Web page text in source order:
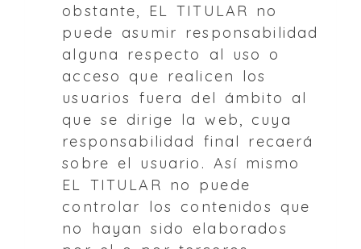
obstante, EL TITULAR no
puede asumir responsabilidad
alguna respecto al uso o
acceso que realicen los
usuarios fuera del ámbito al
que se dirige la web, cuya
responsabilidad final recaerá
sobre el usuario. Así mismo
EL TITULAR no puede
controlar los contenidos que
no hayan sido elaborados